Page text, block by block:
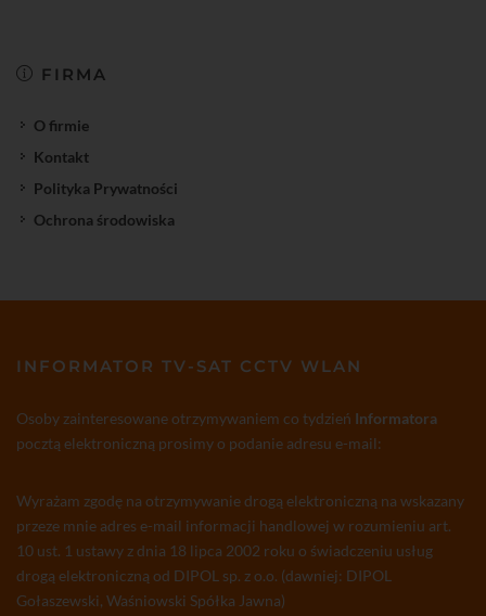
FIRMA
O firmie
Kontakt
Polityka Prywatności
Ochrona środowiska
INFORMATOR TV-SAT CCTV WLAN
Osoby zainteresowane otrzymywaniem co tydzień Informatora
pocztą elektroniczną prosimy o podanie adresu e-mail:
Wyrażam zgodę na otrzymywanie drogą elektroniczną na wskazany
przeze mnie adres e-mail informacji handlowej w rozumieniu art.
10 ust. 1 ustawy z dnia 18 lipca 2002 roku o świadczeniu usług
drogą elektroniczną od DIPOL sp. z o.o. (dawniej: DIPOL
Gołaszewski, Waśniowski Spółka Jawna)